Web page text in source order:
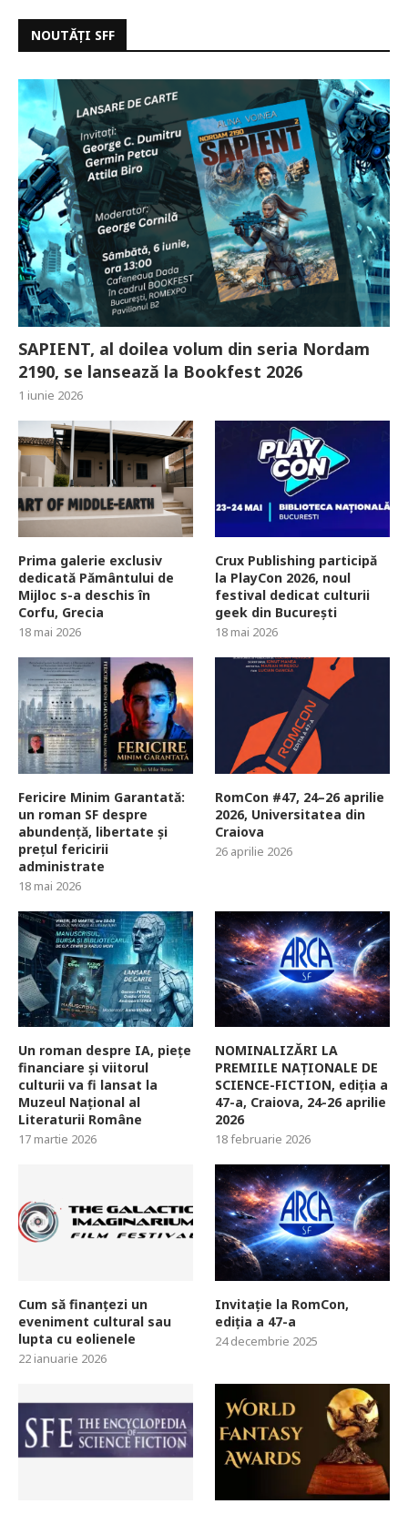
NOUTĂȚI SFF
SAPIENT, al doilea volum din seria Nordam
2190, se lansează la Bookfest 2026
1 iunie 2026
Prima galerie exclusiv
dedicată Pământului de
Mijloc s-a deschis în
Corfu, Grecia
18 mai 2026
Crux Publishing participă
la PlayCon 2026, noul
festival dedicat culturii
geek din București
18 mai 2026
Fericire Minim Garantată:
un roman SF despre
abundență, libertate și
prețul fericirii
administrate
18 mai 2026
RomCon #47, 24–26 aprilie
2026, Universitatea din
Craiova
26 aprilie 2026
Un roman despre IA, piețe
financiare și viitorul
culturii va fi lansat la
Muzeul Național al
Literaturii Române
17 martie 2026
NOMINALIZĂRI LA
PREMIILE NAȚIONALE DE
SCIENCE-FICTION, ediția a
47-a, Craiova, 24-26 aprilie
2026
18 februarie 2026
Cum să finanțezi un
eveniment cultural sau
lupta cu eolienele
22 ianuarie 2026
Invitație la RomCon,
ediția a 47-a
24 decembrie 2025